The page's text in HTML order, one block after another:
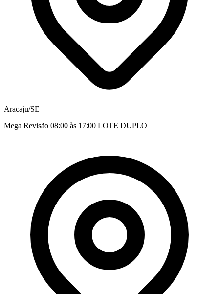
Aracaju/SE
Mega Revisão 08:00 às 17:00 LOTE DUPLO